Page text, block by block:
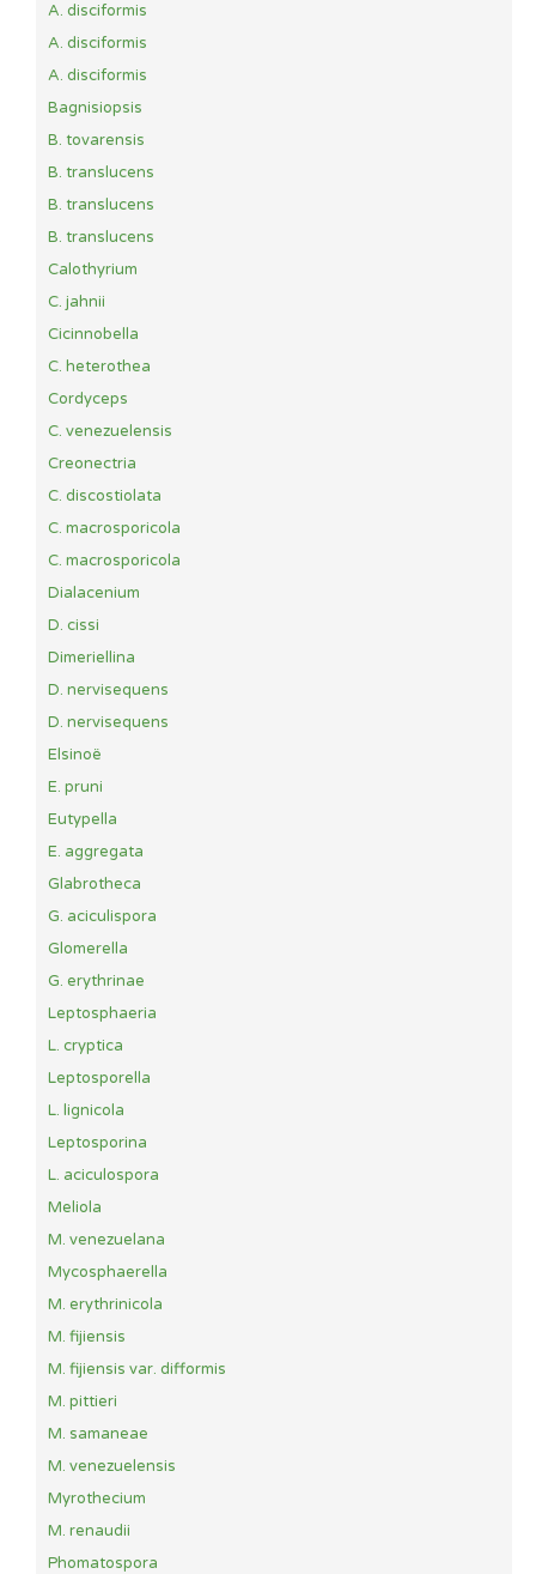
A. disciformis
A. disciformis
A. disciformis
Bagnisiopsis
B. tovarensis
B. translucens
B. translucens
B. translucens
Calothyrium
C. jahnii
Cicinnobella
C. heterothea
Cordyceps
C. venezuelensis
Creonectria
C. discostiolata
C. macrosporicola
C. macrosporicola
Dialacenium
D. cissi
Dimeriellina
D. nervisequens
D. nervisequens
Elsinoë
E. pruni
Eutypella
E. aggregata
Glabrotheca
G. aciculispora
Glomerella
G. erythrinae
Leptosphaeria
L. cryptica
Leptosporella
L. lignicola
Leptosporina
L. aciculospora
Meliola
M. venezuelana
Mycosphaerella
M. erythrinicola
M. fijiensis
M. fijiensis var. difformis
M. pittieri
M. samaneae
M. venezuelensis
Myrothecium
M. renaudii
Phomatospora